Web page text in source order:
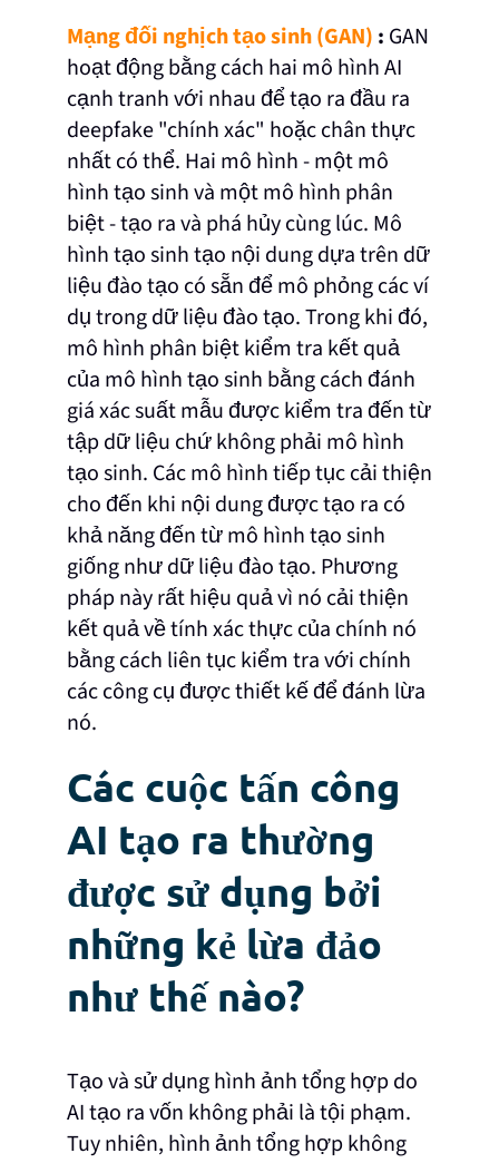
Mạng đối nghịch tạo sinh (GAN) : GAN
hoạt động bằng cách hai mô hình AI
cạnh tranh với nhau để tạo ra đầu ra
deepfake "chính xác" hoặc chân thực
nhất có thể. Hai mô hình - một mô
hình tạo sinh và một mô hình phân
biệt - tạo ra và phá hủy cùng lúc. Mô
hình tạo sinh tạo nội dung dựa trên dữ
liệu đào tạo có sẵn để mô phỏng các ví
dụ trong dữ liệu đào tạo. Trong khi đó,
mô hình phân biệt kiểm tra kết quả
của mô hình tạo sinh bằng cách đánh
giá xác suất mẫu được kiểm tra đến từ
tập dữ liệu chứ không phải mô hình
tạo sinh. Các mô hình tiếp tục cải thiện
cho đến khi nội dung được tạo ra có
khả năng đến từ mô hình tạo sinh
giống như dữ liệu đào tạo. Phương
pháp này rất hiệu quả vì nó cải thiện
kết quả về tính xác thực của chính nó
bằng cách liên tục kiểm tra với chính
các công cụ được thiết kế để đánh lừa
nó.
Các cuộc tấn công
AI tạo ra thường
được sử dụng bởi
những kẻ lừa đảo
như thế nào?
Tạo và sử dụng hình ảnh tổng hợp do
AI tạo ra vốn không phải là tội phạm.
Tuy nhiên, hình ảnh tổng hợp không